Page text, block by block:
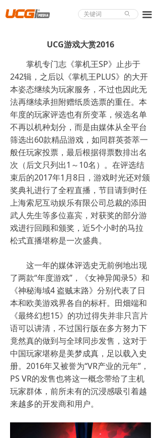
끀
About UCG
业界论道
天下聚会
游戏视频
商城精品
游戏大赏
小程序
个人中心
ꄙ
掌机专门志《掌机王SP》止步于
242辑，之后以《掌机王PLUS》的大开
本姿态继续为玩家服务，不过也因此无
法再继续承担附赠纸质选票的重任。本
年度的玩家评选也有所变革，候选名单
不再以机种划分，而是由媒体从全平台
筛选出60款精品游戏，如同群英荟萃一
般任玩家投票，最后根据得票数排出名
次（后文只列出1～10名）。在评选结
束后的2017年1月8日，游戏时光还对颁
奖典礼进行了全程直播，节目请到时任
上海索尼互动娱乐有限公司总裁的添田
武人先生等多位嘉宾，对获奖的部分游
戏进行回顾和颁奖，近5个小时的马拉
松式直播堪称是一次盛典。
这一年的媒体评选史无前例地出现
了两款“年度游戏”，《女神异闻录5》和
《神秘海域4 盗贼末路》分别代表了日
本和欧美游戏界各自的标杆。田畑端和
《最终幻想15》的功过得失并非只言片
语可以讲清，不过国行版在多方努力下
竟然真的做到与全球同步发售，这对于
中国玩家堪称是美梦成真，足以载入史
册。2016年又被誉为“VR产业的元年”，
PS VR的发售也将这一概念带给了主机
玩家群体，前所未有的沉浸感吸引着越
来越多的开发商和用户。
UCG游戏大赏2016